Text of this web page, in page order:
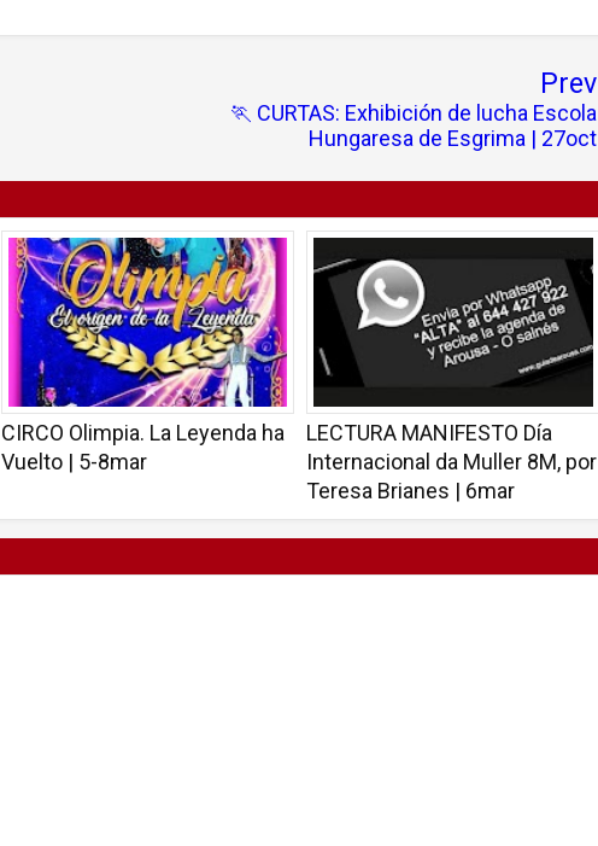
Prev
🏃 CURTAS: Exhibición de lucha Escola
Hungaresa de Esgrima | 27oct
CIRCO Olimpia. La Leyenda ha
Vuelto | 5-8mar
LECTURA MANIFESTO Día
Internacional da Muller 8M, por
Teresa Brianes | 6mar